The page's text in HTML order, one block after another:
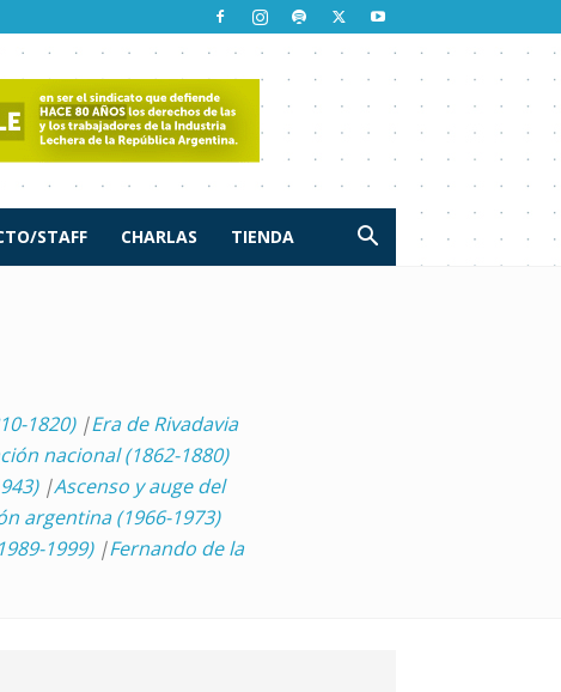
STAFF CHARLAS TIENDA
1820)|Era de Rivadavia
nacional (1862-1880)
|Ascenso y auge del
argentina (1966-1973)
1999)|Fernando de la